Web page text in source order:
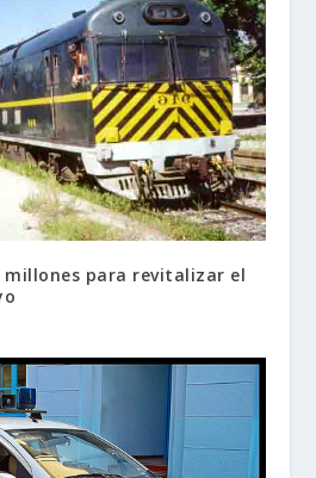
millones para revitalizar el